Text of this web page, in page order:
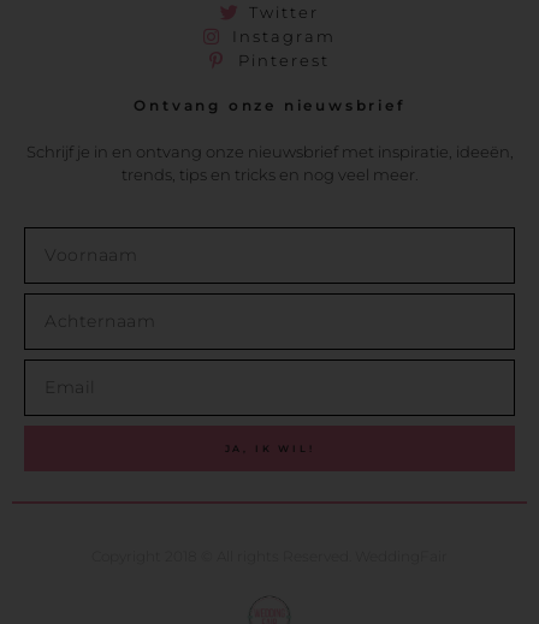
Twitter
Instagram
Pinterest
Ontvang onze nieuwsbrief
Schrijf je in en ontvang onze nieuwsbrief met inspiratie, ideeën,
trends, tips en tricks en nog veel meer.
JA, IK WIL!